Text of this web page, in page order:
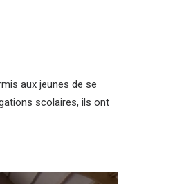
aux jeunes de se
scolaires, ils ont